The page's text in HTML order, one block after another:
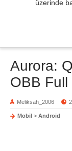
üzerinde
Aurora:
OBB Full
Meliksah_2006
Mobil > Android